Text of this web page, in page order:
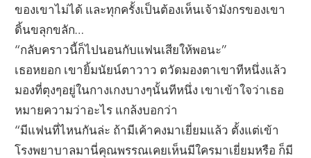
ของเขาไม่ได้ และทุกครั้งเป็นต้องเห็นเจ้ามังกรของเขา
ดิ้นขลุกขลัก…
“กลับคราวนี้ก็ไปนอนกับแฟนเสียให้พอนะ”
เธอหยอก เขายิ้มนัยน์ตาวาว ตวัดมองตาเขาทีหนึ่งแล้ว
มองที่ตุงๆอยู่ในกางเกงบางๆนั้นทีหนึ่ง เขาเข้าใจว่าเธอ
หมายความว่าอะไร แกล้งบอกว่า
“มีแฟนที่ไหนกันล่ะ ถ้ามีเค้าคงมาเยี่ยมแล้ว ตั้งแต่เข้า
โรงพยาบาลมานี่คุณพรรณเคยเห็นมีใครมาเยี่ยมหรือ ก็มี